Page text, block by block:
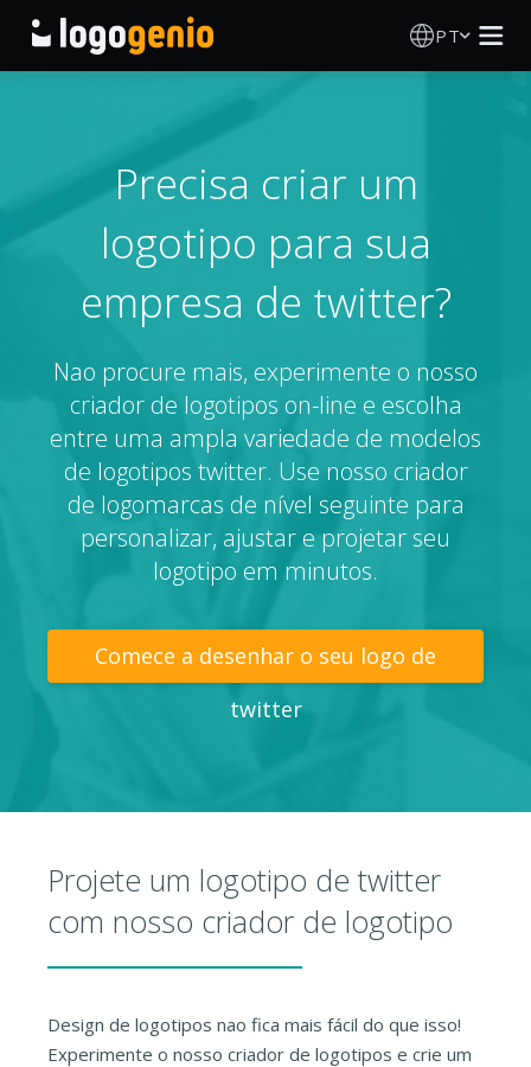
PT
Gerador de logótipos IA
Ideias de logótipos
Produtos impressos
Sobre
Blog
INICIAR SESSÃO
Precisa criar um
logotipo para sua
empresa de twitter?
Nao procure mais, experimente o nosso
criador de logotipos on-line e escolha
entre uma ampla variedade de modelos
de logotipos twitter. Use nosso criador
de logomarcas de nível seguinte para
personalizar, ajustar e projetar seu
logotipo em minutos.
Comece a desenhar o seu logo de
twitter
Projete um logotipo de twitter
com nosso criador de logotipo
Design de logotipos nao fica mais fácil do que isso!
Experimente o nosso criador de logotipos e crie um